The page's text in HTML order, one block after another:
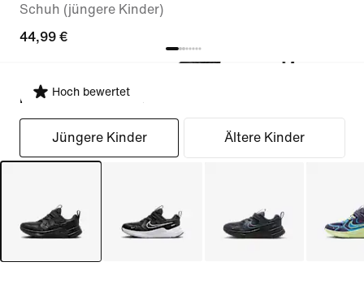
Schuh (jüngere Kinder)
44,99 €
Hoch bewertet
Passform auswählen
Jüngere Kinder Ältere Kinder